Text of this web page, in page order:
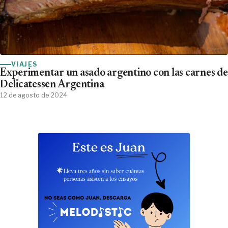
VIAJES
Experimentar un asado argentino con las carnes de
Delicatessen Argentina
12 de agosto de 2024